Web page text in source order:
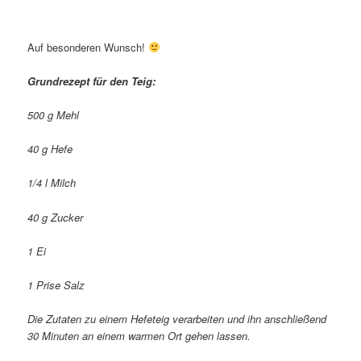
Auf besonderen Wunsch!
Grundrezept für den Teig:
500 g Mehl
40 g Hefe
1/4 l Milch
40 g Zucker
1 Ei
1 Prise Salz
Die Zutaten zu einem Hefeteig verarbeiten und ihn anschließend
30 Minuten an einem warmen Ort gehen lassen.